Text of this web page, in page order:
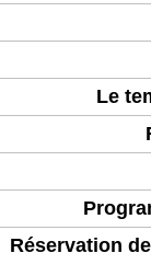
Le
Réservation